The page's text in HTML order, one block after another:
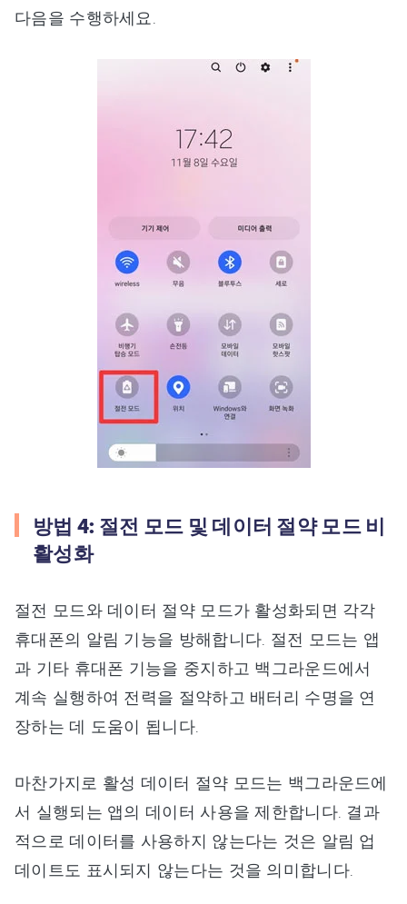
다음을 수행하세요.
방법 4: 절전 모드 및 데이터 절약 모드 비
활성화
절전 모드와 데이터 절약 모드가 활성화되면 각각
휴대폰의 알림 기능을 방해합니다. 절전 모드는 앱
과 기타 휴대폰 기능을 중지하고 백그라운드에서
계속 실행하여 전력을 절약하고 배터리 수명을 연
장하는 데 도움이 됩니다.
마찬가지로 활성 데이터 절약 모드는 백그라운드에
서 실행되는 앱의 데이터 사용을 제한합니다. 결과
적으로 데이터를 사용하지 않는다는 것은 알림 업
데이트도 표시되지 않는다는 것을 의미합니다.